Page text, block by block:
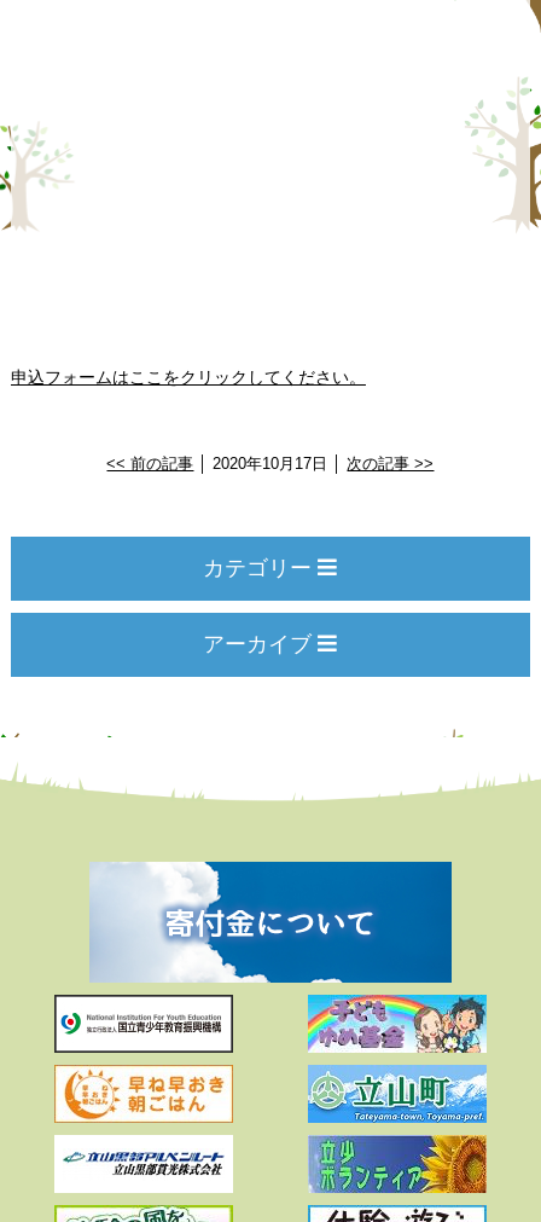
申込フォームはここをクリックしてください。
<< 前の記事 │ 2020年10月17日 │次の記事 >>
カテゴリー
アーカイブ